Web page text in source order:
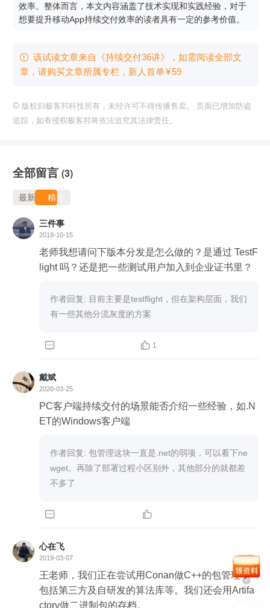
效率。整体而言，本文内容涵盖了技术实现和实践经验，对于
想要提升移动App持续交付效率的读者具有一定的参考价值。
 该试读文章来自《持续交付36讲》，如需阅读全部文
章，请购买文章所属专栏 ，新⼈⾸单¥59
© 版权归极客邦科技所有，未经许可不得传播售卖。 页面已增加防盗
追踪，如有侵权极客邦将依法追究其法律责任。
全部留言 (3)
最新 精选
三件事
2019-10-15
老师我想请问下版本分发是怎么做的？是通过 TestF
light 吗？还是把一些测试用户加入到企业证书里？
作者回复: 目前主要是testflight，但在架构层面，我们
有一些其他分流灰度的方案
  1
戴斌
2020-03-25
PC客户端持续交付的场景能否介绍一些经验，如.N
ET的Windows客户端
作者回复: 包管理这块一直是.net的弱项，可以看下ne
wget。再除了部署过程小区别外，其他部分的就都差
不多了
 
心在飞
2019-03-07
王老师，我们正在尝试用Conan做C++的包管理，
包括第三方及自研发的算法库等。我们还会用Artifa
ctory做二进制包的存档。